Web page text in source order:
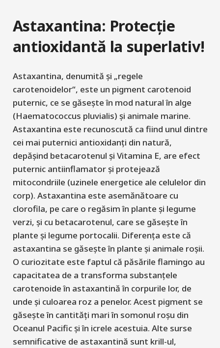
Astaxantina: Protecție
antioxidantă la superlativ!
Astaxantina, denumită și „regele
carotenoidelor“, este un pigment carotenoid
puternic, ce se găsește în mod natural în alge
(Haematococcus pluvialis) și animale marine.
Astaxantina este recunoscută ca fiind unul dintre
cei mai puternici antioxidanți din natură,
depășind betacarotenul și Vitamina E, are efect
puternic antiinflamator și protejează
mitocondriile (uzinele energetice ale celulelor din
corp). Astaxantina este asemănătoare cu
clorofila, pe care o regăsim în plante și legume
verzi, și cu betacarotenul, care se găsește în
plante și legume portocalii. Diferența este că
astaxantina se găsește în plante și animale roșii.
O curiozitate este faptul că păsările flamingo au
capacitatea de a transforma substanțele
carotenoide în astaxantină în corpurile lor, de
unde și culoarea roz a penelor. Acest pigment se
găsește în cantități mari în somonul roșu din
Oceanul Pacific și în icrele acestuia. Alte surse
semnificative de astaxantină sunt krill-ul,